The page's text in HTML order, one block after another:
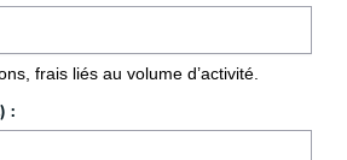
frais liés au volume d’activité.
: